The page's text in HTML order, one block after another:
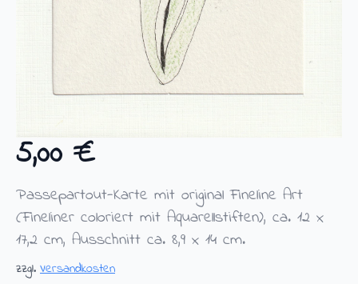
5,00 €
Passepartout-Karte mit original Fineline Art
(Fineliner coloriert mit Aquarellstiften), ca. 12 x
17,2 cm, Ausschnitt ca. 8,9 x 14 cm.
zzgl. Versandkosten